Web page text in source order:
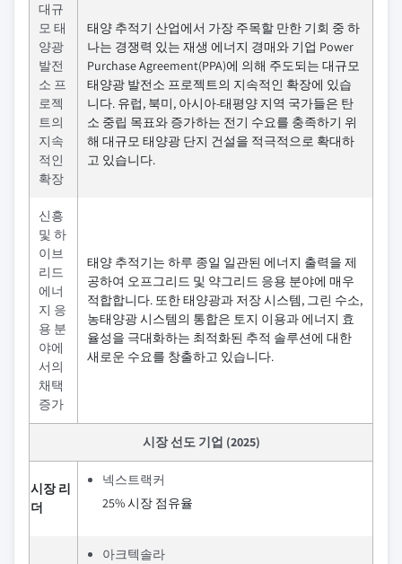
대규
모 태
양광
발전
소 프
로젝
트의
지속
적인
확장
태양 추적기 산업에서 가장 주목할 만한 기회 중 하
나는 경쟁력 있는 재생 에너지 경매와 기업 Power
Purchase Agreement(PPA)에 의해 주도되는 대규모
태양광 발전소 프로젝트의 지속적인 확장에 있습
니다. 유럽, 북미, 아시아-태평양 지역 국가들은 탄
소 중립 목표와 증가하는 전기 수요를 충족하기 위
해 대규모 태양광 단지 건설을 적극적으로 확대하
고 있습니다.
신흥
및 하
이브
리드
에너
지 응
용 분
야에
서의
채택
증가
태양 추적기는 하루 종일 일관된 에너지 출력을 제
공하여 오프그리드 및 약그리드 응용 분야에 매우
적합합니다. 또한 태양광과 저장 시스템, 그린 수소,
농태양광 시스템의 통합은 토지 이용과 에너지 효
율성을 극대화하는 최적화된 추적 솔루션에 대한
새로운 수요를 창출하고 있습니다.
시장 선도 기업 (2025)
시장 리
더
넥스트랙커
25% 시장 점유율
아크텍솔라